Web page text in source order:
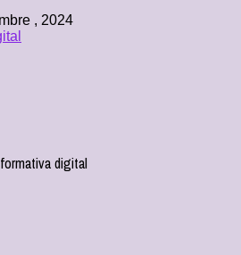
, 2024
digital